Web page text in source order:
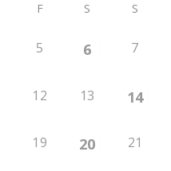
F S S
5 6 7
12 13 14
19 20 21